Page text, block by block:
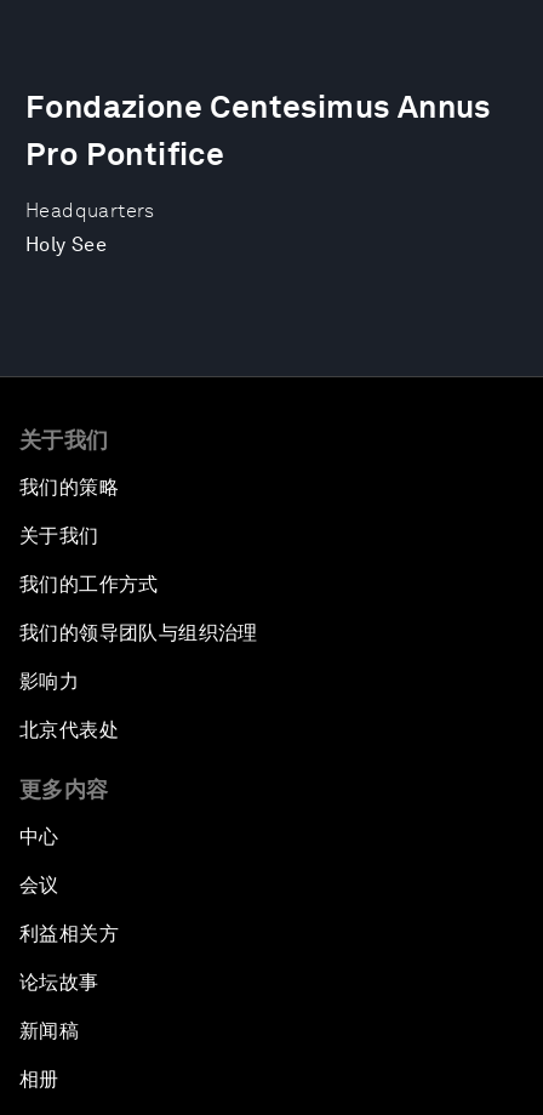
Headquarters
Holy See
Fondazione Centesimus Annus
Pro Pontifice
关于我们
我们的策略
关于我们
我们的工作方式
我们的领导团队与组织治理
影响力
北京代表处
更多内容
中心
会议
利益相关方
论坛故事
新闻稿
相册